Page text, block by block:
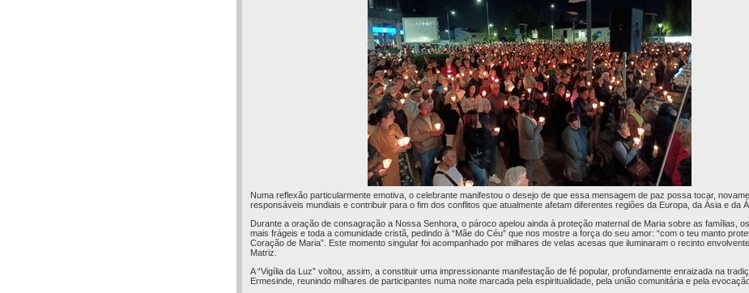
Numa reflexão particularmente emotiva, o celebrante manifestou o desejo de que essa mensagem de paz possa tocar,
responsáveis mundiais e contribuir para o fim dos conflitos que atualmente afetam diferentes regiões da Europa, da Ásia e da
Durante a oração de consagração a Nossa Senhora, o pároco apelou ainda à proteção maternal de Maria sobre as famílias,
mais frágeis e toda a comunidade cristã, pedindo à “Mãe do Céu” que nos mostre a força do seu amor: “com o teu manto
Coração de Maria”. Este momento singular foi acompanhado por milhares de velas acesas que iluminaram o recinto
Matriz.
A “Vigília da Luz” voltou, assim, a constituir uma impressionante manifestação de fé popular, profundamente enraizada na
Ermesinde, reunindo milhares de participantes numa noite marcada pela espiritualidade, pela união comunitária e pela